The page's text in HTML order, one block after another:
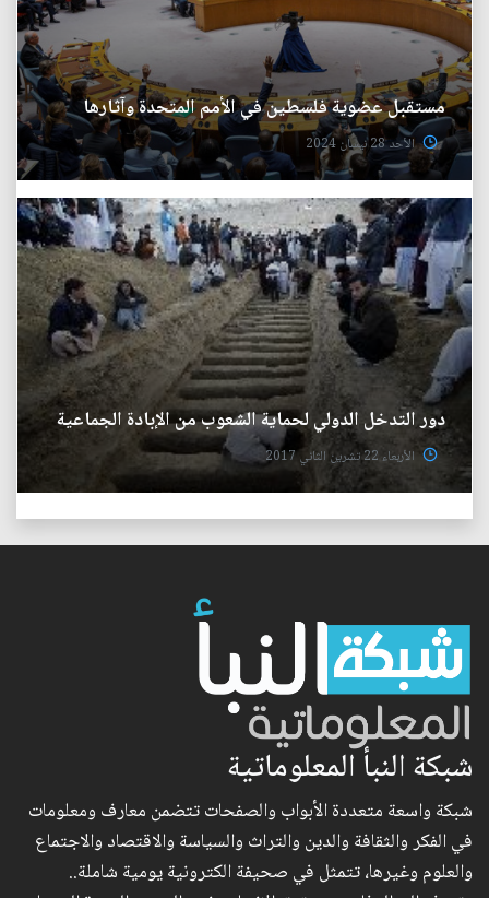
مستقبل عضوية فلسطين في الأمم المتحدة وآثارها
الأحد 28 نيسان 2024
دور التدخل الدولي لحماية الشعوب من الإبادة الجماعية
الأربعاء 22 تشرين الثاني 2017
شبكة النبأ المعلوماتية
شبكة واسعة متعددة الأبواب والصفحات تتضمن معارف ومعلومات
في الفكر والثقافة والدين والتراث والسياسة والاقتصاد والاجتماع
والعلوم وغيرها، تتمثل في صحيفة الكترونية يومية شاملة..